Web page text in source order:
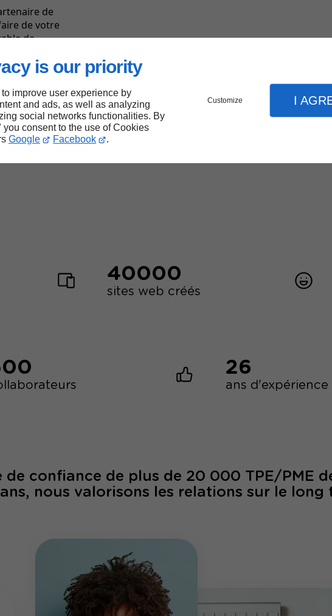
is our priority
improve user experience by
and ads, as well as analyzing
social networks functionalities. By
you consent to the use of Cookies
Google Facebook .
Customize I
de
de votre
de
aux
40000
sites web créés
26
ans d'expérience
de confiance de plus de 20 000 TPE/PME
nous valorisons les relations sur le long